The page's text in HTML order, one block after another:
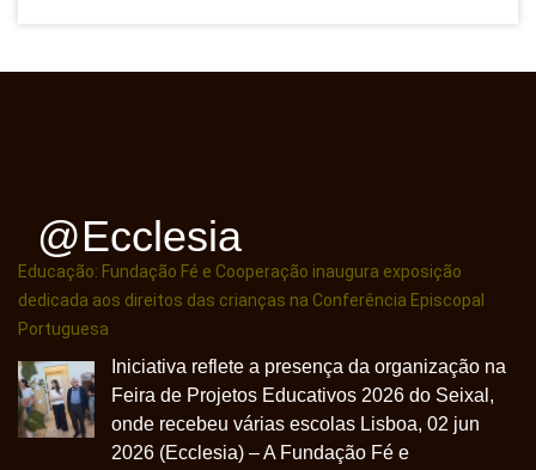
@ecclesia
Educação: Fundação Fé e Cooperação inaugura exposição
dedicada aos direitos das crianças na Conferência Episcopal
Portuguesa
Iniciativa reflete a presença da organização na
Feira de Projetos Educativos 2026 do Seixal,
onde recebeu várias escolas Lisboa, 02 jun
2026 (Ecclesia) – A Fundação Fé e